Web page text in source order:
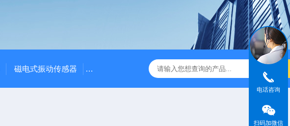
磁电式振动传感器 NE3100电涡流位移传感器 三轴振动传感器 加速度
电话咨询
扫码加微信